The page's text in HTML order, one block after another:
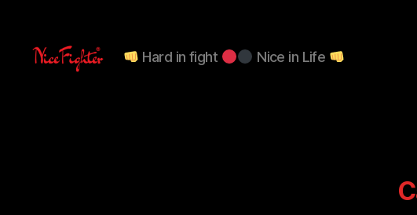
Hard in fight Nice in Life